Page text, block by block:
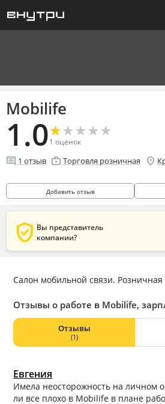
Mobilife
1.0★
★★
★★
★★
★★
★
1 оценок
comment 1 отзыв enterprise Торговля розничная location_on
Добавить отзыв
verified_user Вы представитель
компании?
Салон мобильной связи.
Отзывы о работе в Mobilife,
Отзывы
(1)
Евгения
Имела неосторожность на личном
ли все плохо в Mobilife в плане